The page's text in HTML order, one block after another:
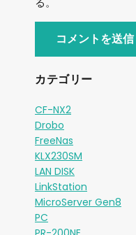
カテゴリー
CF-NX2
Drobo
FreeNas
KLX230SM
LAN DISK
LinkStation
MicroServer Gen8
PC